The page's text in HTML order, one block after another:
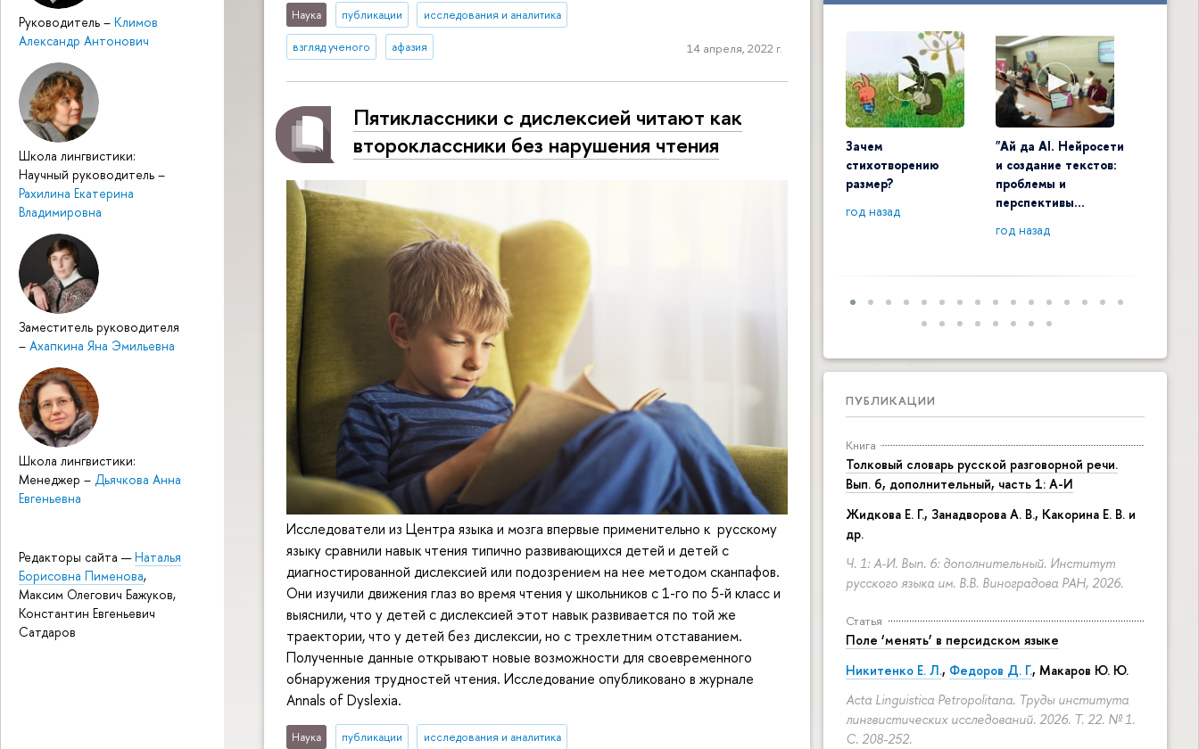
Руководитель – Климов
Александр Антонович
Школа лингвистики:
Научный руководитель –
Рахилина Екатерина
Владимировна
Заместитель руководителя
– Ахапкина Яна Эмильевна
Школа лингвистики:
Менеджер – Дьячкова Анна
Евгеньевна
Редакторы сайта —Наталья
Борисовна Пименова,
Максим Олегович Бажуков,
Константин Евгеньевич
Сатдаров
Зачем
стихотворению
размер?
год назад
"Ай да AI. Нейросети
и создание текстов:
проблемы и
перспективы…
год назад
ПУБЛИКАЦИИ
Книга
Толковый словарь русской разговорной речи.
Вып. 6, дополнительный, часть 1: А-И
Жидкова Е. Г., Занадворова А. В., Какорина Е. В. и
др.
Ч. 1: А-И. Вып. 6: дополнительный. Институт
русского языка им. В.В. Виноградова РАН, 2026.
Статья
Поле ‘менять’ в персидском языке
Никитенко Е. Л., Федоров Д. Г., Макаров Ю. Ю.
Acta Linguistica Petropolitana. Труды института
лингвистических исследований. 2026. Т. 22. № 1.
С. 208-252.
Наука публикации исследования и аналитика
взгляд ученого афазия 14 апреля, 2022 г.
Пятиклассники с дислексией читают как
второклассники без нарушения чтения
Исследователи из Центра языка и мозга впервые применительно к русскому
языку сравнили навык чтения типично развивающихся детей и детей с
диагностированной дислексией или подозрением на нее методом сканпафов.
Они изучили движения глаз во время чтения у школьников с 1-го по 5-й класс и
выяснили, что у детей с дислексией этот навык развивается по той же
траектории, что у детей без дислексии, но с трехлетним отставанием.
Полученные данные открывают новые возможности для своевременного
обнаружения трудностей чтения. Исследование опубликовано в журнале
Annals of Dyslexia.
Наука публикации исследования и аналитика